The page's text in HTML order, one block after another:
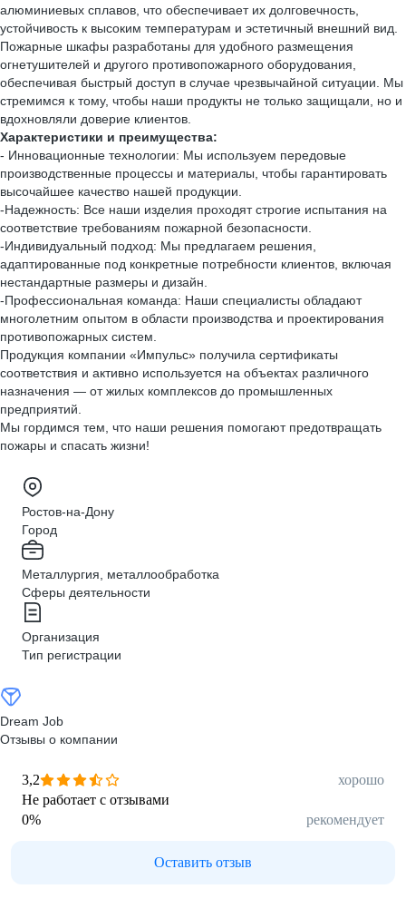
алюминиевых сплавов, что обеспечивает их долговечность,
устойчивость к высоким температурам и эстетичный внешний вид.
Пожарные шкафы разработаны для удобного размещения
огнетушителей и другого противопожарного оборудования,
обеспечивая быстрый доступ в случае чрезвычайной ситуации. Мы
стремимся к тому, чтобы наши продукты не только защищали, но и
вдохновляли доверие клиентов.
Характеристики и преимущества:
- Инновационные технологии: Мы используем передовые
производственные процессы и материалы, чтобы гарантировать
высочайшее качество нашей продукции.
-Надежность: Все наши изделия проходят строгие испытания на
соответствие требованиям пожарной безопасности.
-Индивидуальный подход: Мы предлагаем решения,
адаптированные под конкретные потребности клиентов, включая
нестандартные размеры и дизайн.
-Профессиональная команда: Наши специалисты обладают
многолетним опытом в области производства и проектирования
противопожарных систем.
Продукция компании «Импульс» получила сертификаты
соответствия и активно используется на объектах различного
назначения — от жилых комплексов до промышленных
предприятий.
Мы гордимся тем, что наши решения помогают предотвращать
пожары и спасать жизни!
Ростов-на-Дону
Город
Металлургия, металлообработка
Сферы деятельности
Организация
Тип регистрации
Dream Job
Отзывы о компании
3,2
хорошо
Не работает с отзывами
0% рекомендует
Оставить отзыв